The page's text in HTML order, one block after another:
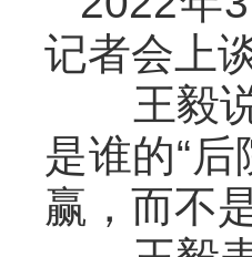
记者会上
王毅说
是谁的“
赢，而不